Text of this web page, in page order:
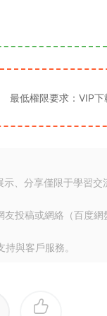
最低權限要求：VIP下
、分享僅限于學習
投稿或網絡（百度
與客戶服務。